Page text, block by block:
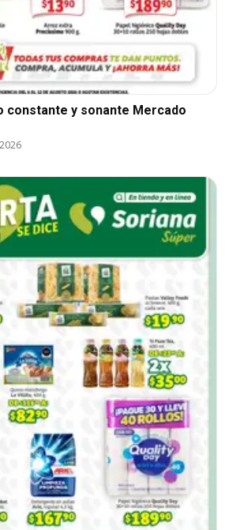
constante y sonante Mercado